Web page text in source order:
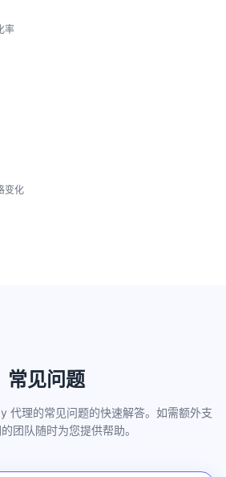
率
变化
常见问题
代理的常见问题的快速解答。如需额外支
团队随时为您提供帮助。